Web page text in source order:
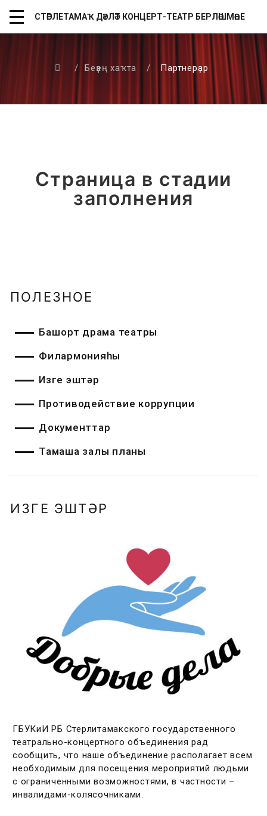
СТӘРЛЕТАМАҠ ДӘҮЛӘТ КОНЦЕРТ-ТЕАТР БЕРЛӘШМӘҺЕ
/ Беҙҙең хаҡта / Партнерҙар
Страница в стадии
заполнения
ПОЛЕЗНОЕ
Башҡорт драма театры
Филармонияһы
Изге эштәр
Противодействие коррупции
Документтар
Тамаша залы планы
ИЗГЕ ЭШТӘР
ГБУКиИ РБ Стерлитамакского государственного
театрально-концертного объединения рад
сообщить, что наше объединение располагает всем
необходимым для посещения мероприятий людьми
с ограниченными возможностями, в частности –
инвалидами-колясочниками.